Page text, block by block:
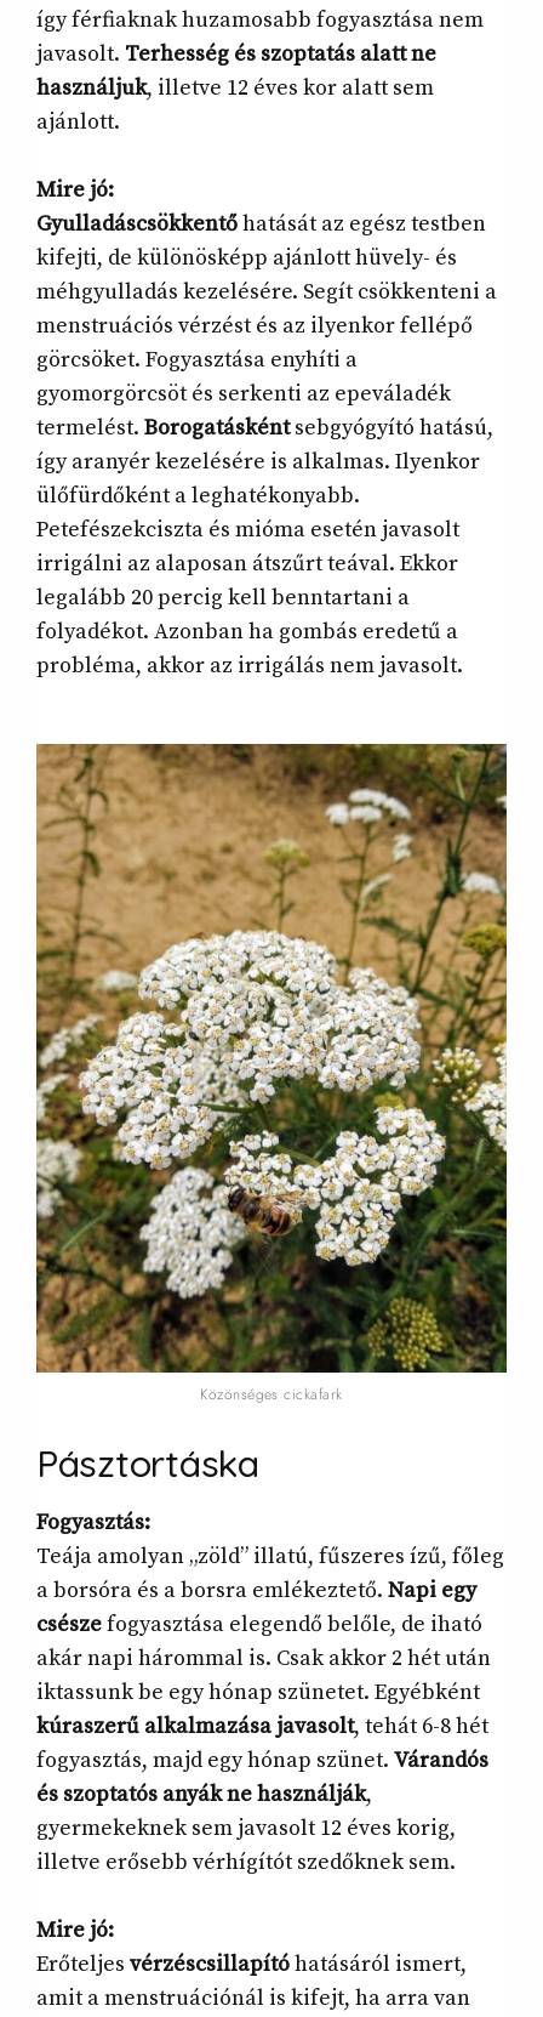
így férfiaknak huzamosabb fogyasztása nem
javasolt. Terhesség és szoptatás alatt ne
használjuk, illetve 12 éves kor alatt sem
ajánlott.
Mire jó:
Gyulladáscsökkentőhatását az egész testben
kifejti, de különösképp ajánlott hüvely- és
méhgyulladás kezelésére. Segít csökkenteni a
menstruációs vérzést és az ilyenkor fellépő
görcsöket. Fogyasztása enyhíti a
gyomorgörcsöt és serkenti az epeváladék
termelést. Borogatáskéntsebgyógyító hatású,
így aranyér kezelésére is alkalmas. Ilyenkor
ülőfürdőként a leghatékonyabb.
Petefészekciszta és mióma esetén javasolt
irrigálni az alaposan átszűrt teával. Ekkor
legalább 20 percig kell benntartani a
folyadékot. Azonban ha gombás eredetű a
probléma, akkor az irrigálás nem javasolt.
Közönséges cickafark
Pásztortáska
Fogyasztás:
Teája amolyan „zöld” illatú, fűszeres ízű, főleg
a borsóra és a borsra emlékeztető. Napi egy
csészefogyasztása elegendő belőle, de iható
akár napi hárommal is. Csak akkor 2 hét után
iktassunk be egy hónap szünetet. Egyébként
kúraszerű alkalmazása javasolt, tehát 6-8 hét
fogyasztás, majd egy hónap szünet. Várandós
és szoptatós anyák ne használják,
gyermekeknek sem javasolt 12 éves korig,
illetve erősebb vérhígítót szedőknek sem.
Mire jó:
Erőteljes vérzéscsillapítóhatásáról ismert,
amit a menstruációnál is kifejt, ha arra van